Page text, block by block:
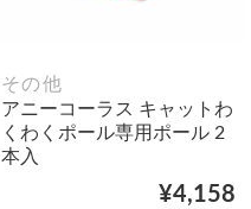
その他
アニーコーラス キャットわ
くわくポール専用ポール 2
本入
¥4,158